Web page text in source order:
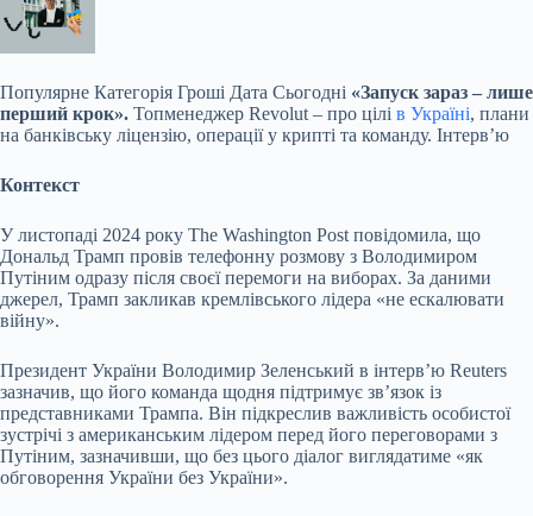
Популярне Категорія Гроші Дата Сьогодні «Запуск зараз – лише
перший крок». Топменеджер Revolut – про цілі в Україні, плани
на банківську ліцензію, операції у крипті та команду. Інтервʼю
Контекст
У листопаді 2024 року The Washington Post повідомила, що
Дональд Трамп провів телефонну розмову з Володимиром
Путіним одразу після своєї перемоги на виборах. За даними
джерел, Трамп закликав кремлівського лідера «не ескалювати
війну».
Президент України Володимир Зеленський в інтервʼю Reuters
зазначив, що його команда щодня підтримує звʼязок із
представниками Трампа. Він підкреслив важливість особистої
зустрічі з американським лідером перед його переговорами з
Путіним, зазначивши, що без цього діалог виглядатиме «як
обговорення України без України».